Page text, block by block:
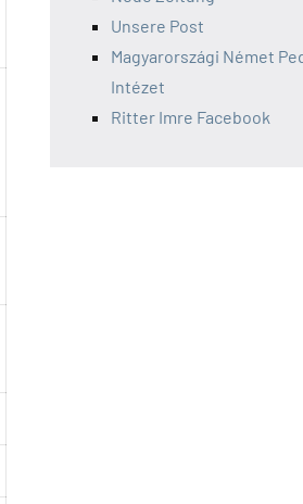
Unsere Post
Magyarországi Német
Intézet
Ritter Imre Facebook